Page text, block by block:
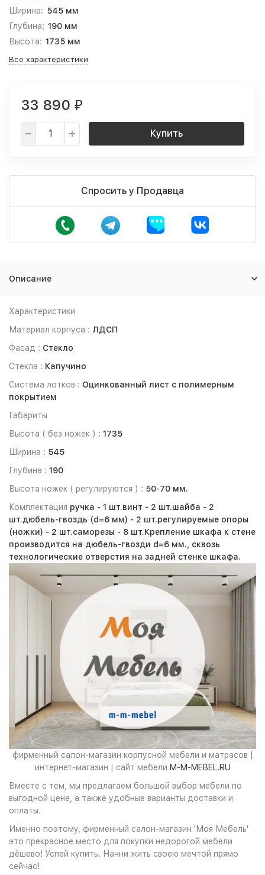
Ширина: 545 мм
Глубина: 190 мм
Высота: 1735 мм
Все характеристики
33 890 ₽
Купить
Спросить у Продавца
Описание
Характеристики
Материал корпуса : ЛДСП
Фасад : Стекло
Стекла : Капучино
Система лотков : Оцинкованный лист с полимерным
покрытием
Габариты
Высота ( без ножек ) : 1735
Ширина : 545
Глубина : 190
Высота ножек ( регулируются ) : 50-70 мм.
Комплектация ручка - 1 шт.винт - 2 шт.шайба - 2
шт.дюбель-гвоздь (d=6 мм) - 2 шт.регулируемые опоры
(ножки) - 2 шт.саморезы - 8 шт.Крепление шкафа к стене
производится на дюбель-гвозди d=6 мм., сквозь
технологические отверстия на задней стенке шкафа.
фирменный салон-магазин корпусной мебели и матрасов |
интернет-магазин | сайт мебели M-M-MEBEL.RU
Вместе с тем, мы предлагаем большой выбор мебели по
выгодной цене, а также удобные варианты доставки и
оплаты.
Именно поэтому, фирменный салон-магазин 'Моя Мебель'
это прекрасное место для покупки недорогой мебели
дёшево! Успей купить. Начни жить своею мечтой прямо
сейчас!